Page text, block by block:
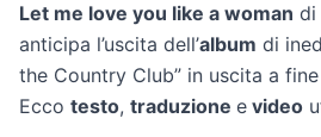
Let me love you like a woman di
anticipa l’uscita dell’album di
the Country Club” in uscita a
Ecco testo, traduzione e video